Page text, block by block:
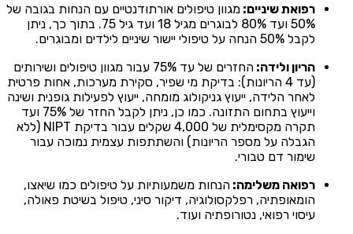
רפואת שיניים: מגוון טיפולים אורתודנטיים עם הנחות בגובה של
50% ועד 80% לבוגרים מגיל 18 ועד גיל 75. בתוך כך, ניתן
לקבל 50% הנחה על טיפולי יישור שיניים לילדים ומבוגרים.
הריון ולידה:
החזרים של עד 75% עבור מגוון טיפולים ושירותים
(עד 4 הריונות): בדיקת מי שפיר, סקירת מערכות, אחות פרטית
לאחר הלידה, ייעוץ גניקולוג מומחה, ייעוץ לפעילות גופנית ושינה
וייעוץ בתחום התזונה. כמו כן, ניתן לקבל החזר של 75% ועד
תקרה מקסימלית של 4,000 שקלים עבור בדיקת NIPT (ללא
הגבלה על מספר הריונות) והשתתפות עצמית נמוכה עבור
שימור דם טבורי.
רפואה משלימה: הנחות משמעותיות על טיפולים כמו שיאצו,
הומאופתיה, רפלקסולוגיה, דיקור סיני, טיפול בשיטת פאולה,
עיסוי רפואי, נטורופתיה ועוד.